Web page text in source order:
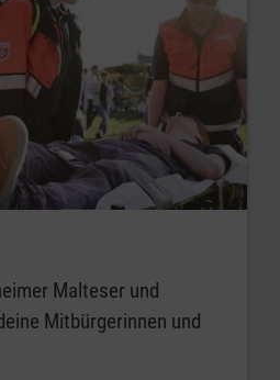
Malteser und
Mitbürgerinnen und